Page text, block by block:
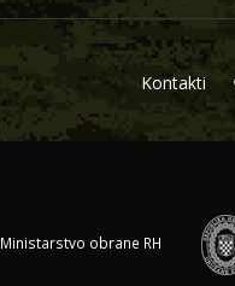
Kontakti
Ministarstvo obrane RH